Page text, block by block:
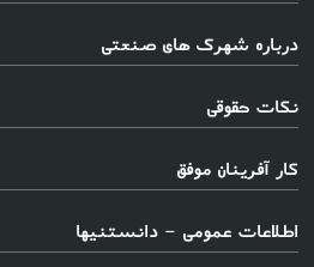
درباره شهرک های صنعتی
نکات حقوقی
کار آفرینان موفق
اطلاعات عمومی - دانستنیها